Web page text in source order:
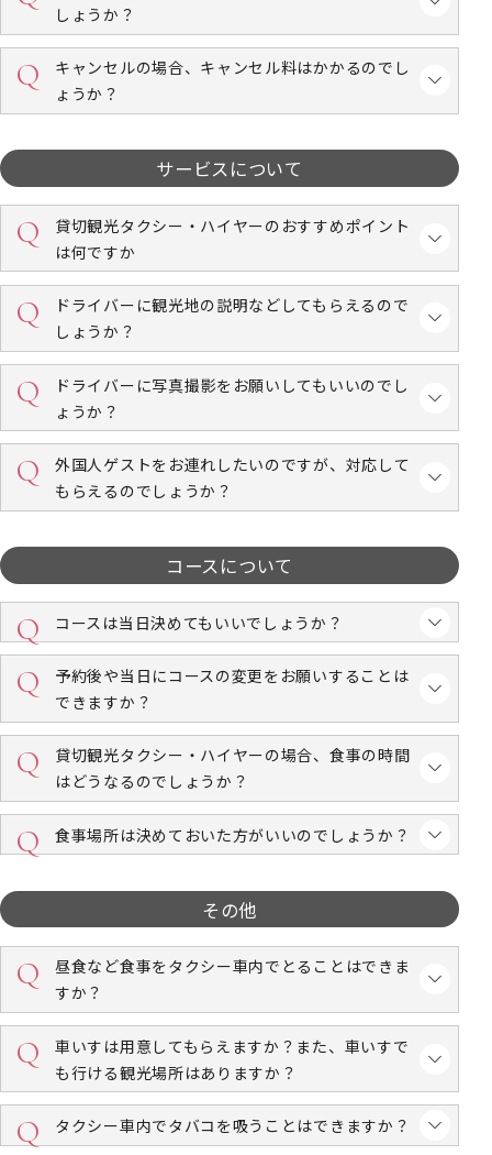
しょうか？
キャンセルの場合、キャンセル料はかかるのでし
ょうか？
サービスについて
貸切観光タクシー・ハイヤーのおすすめポイント
は何ですか
ドライバーに観光地の説明などしてもらえるので
しょうか？
ドライバーに写真撮影をお願いしてもいいのでし
ょうか？
外国人ゲストをお連れしたいのですが、対応して
もらえるのでしょうか？
コースについて
コースは当日決めてもいいでしょうか？
予約後や当日にコースの変更をお願いすることは
できますか？
貸切観光タクシー・ハイヤーの場合、食事の時間
はどうなるのでしょうか？
食事場所は決めておいた方がいいのでしょうか？
その他
昼食など食事をタクシー車内でとることはできま
すか？
車いすは用意してもらえますか？また、車いすで
も行ける観光場所はありますか？
タクシー車内でタバコを吸うことはできますか？